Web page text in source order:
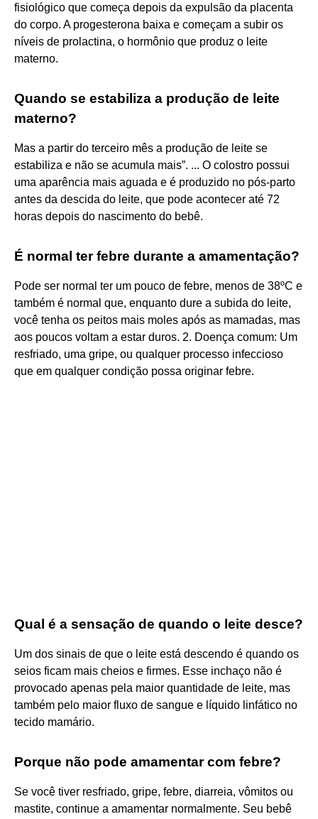
fisiológico que começa depois da expulsão da placenta
do corpo. A progesterona baixa e começam a subir os
níveis de prolactina, o hormônio que produz o leite
materno.
Quando se estabiliza a produção de leite
materno?
Mas a partir do terceiro mês a produção de leite se
estabiliza e não se acumula mais”. ... O colostro possui
uma aparência mais aguada e é produzido no pós-parto
antes da descida do leite, que pode acontecer até 72
horas depois do nascimento do bebê.
É normal ter febre durante a amamentação?
Pode ser normal ter um pouco de febre, menos de 38ºC e
também é normal que, enquanto dure a subida do leite,
você tenha os peitos mais moles após as mamadas, mas
aos poucos voltam a estar duros. 2. Doença comum: Um
resfriado, uma gripe, ou qualquer processo infeccioso
que em qualquer condição possa originar febre.
Qual é a sensação de quando o leite desce?
Um dos sinais de que o leite está descendo é quando os
seios ficam mais cheios e firmes. Esse inchaço não é
provocado apenas pela maior quantidade de leite, mas
também pelo maior fluxo de sangue e líquido linfático no
tecido mamário.
Porque não pode amamentar com febre?
Se você tiver resfriado, gripe, febre, diarreia, vômitos ou
mastite, continue a amamentar normalmente. Seu bebê